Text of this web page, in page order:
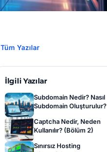
Tüm Yazılar
İlgili Yazılar
Subdomain Nedir? Nasıl
Subdomain Oluşturulur?
Captcha Nedir, Neden
Kullanılır? (Bölüm 2)
Sınırsız Hosting